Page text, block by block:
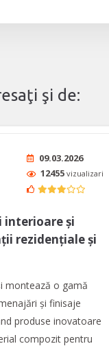
şi de:
09.03.2026
12455 vizualizari
interioare și
rezidențiale și
montează o gamă
și finisaje
produse inovatoare
compozit pentru